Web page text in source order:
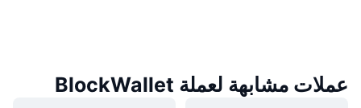
عملات مشابهة لعملة BlockWallet